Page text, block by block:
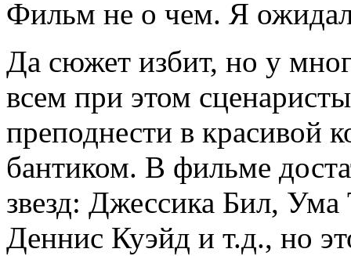
Фильм не о чем. Я
Да сюжет избит, но у
всем при этом
преподнести в красивой
бантиком. В фильме
звезд: Джессика Бил,
Деннис Куэйд и т.д., но